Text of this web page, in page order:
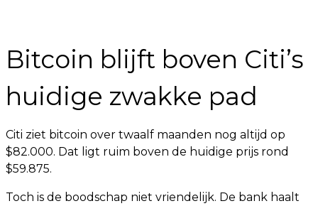
Bitcoin blijft boven Citi’s
huidige zwakke pad
Citi ziet bitcoin over twaalf maanden nog altijd op
$82.000. Dat ligt ruim boven de huidige prijs rond
$59.875.
Toch is de boodschap niet vriendelijk. De bank haalt